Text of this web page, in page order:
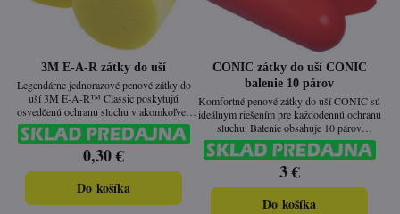
3M E-A-R zátky do uší
Legendárne jednorazové penové zátky do
uší 3M E-A-R™ Classic poskytujú
osvedčenú ochranu sluchu v akomkoľvek
hlučnom prostredí. Vďaka svojej valcovitej
forme a pomaly sa rozťahujúcej pene skvelo
padnú a tlmia ruch spoľahlivo a pohodlne.
0,30 €
Do košíka
CONIC zátky do uší CONIC
balenie 10 párov
Komfortné penové zátky do uší CONIC sú
ideálnym riešením pre každodennú ochranu
sluchu. Balenie obsahuje 10 párov
jednorazových štupľov z mäkkej peny, ktorá
sa prispôsobí tvaru zvukovodu a
zabezpečuje spoľahlivú ochranu pred
nadmerným hlukom.
3 €
Do košíka